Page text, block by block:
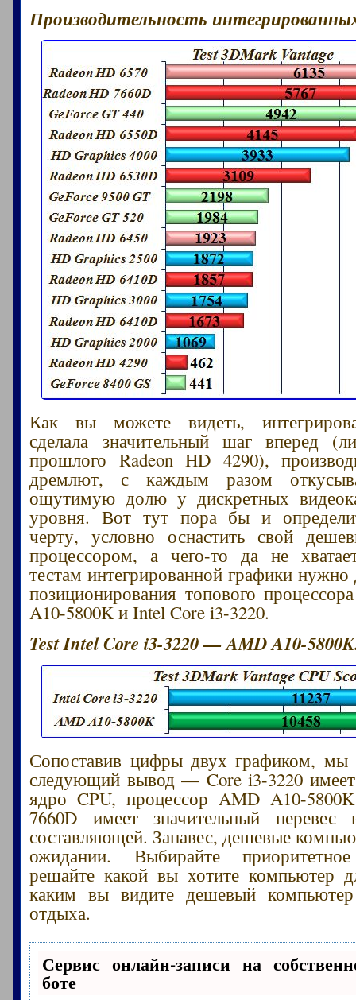
Производительность
Как вы можете видеть,
сделала значительный шаг вперед
прошлого Radeon HD 4290),
дремлют, с каждым разом
ощутимую долю у дискретных
уровня. Вот тут пора бы и
черту, условно оснастить свой
процессором, а чего-то да не
тестам интегрированной графики нужно
позиционирования топового
A10-5800K и Intel Core i3-3220.
Test Intel Core i3-3220 — AMD A10-
Сопоставив цифры двух графиком, мы
следующий вывод — Core i3-3220
ядро CPU, процессор AMD A10-
7660D имеет значительный перевес
составляющей. Занавес, дешевые
ожидании. Выбирайте
решайте какой вы хотите компьютер
каким вы видите дешевый
отдыха.
Сервис онлайн-записи на
боте